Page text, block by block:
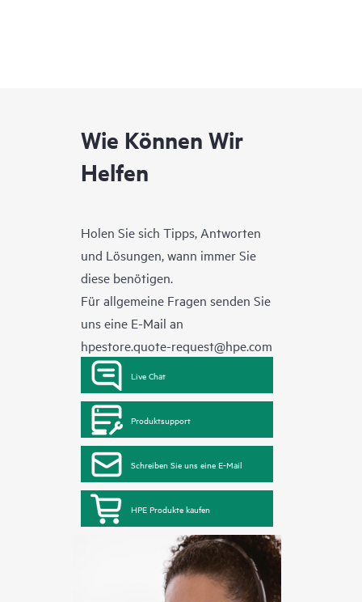
Wie Können Wir
Helfen
Holen Sie sich Tipps, Antworten
und Lösungen, wann immer Sie
diese benötigen.
Für allgemeine Fragen senden Sie
uns eine E-Mail an
hpestore.quote-request@hpe.com
Live Chat
Produktsupport
Schreiben Sie uns eine E-Mail
HPE Produkte kaufen